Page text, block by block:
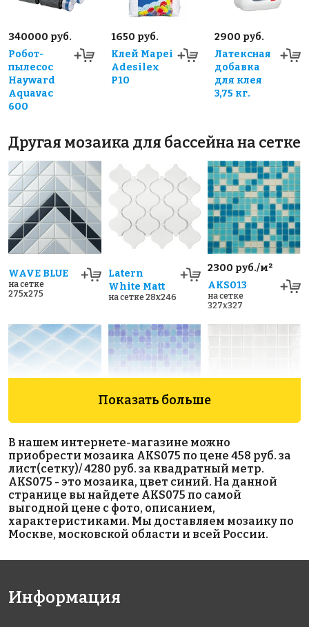
340000 руб.
Робот-
пылесос
Hayward
Aquavac
600
1650 руб.
Клей Mapei
Adesilex
P10
2900 руб.
Латексная
добавка
для клея
3,75 кг.
Другая мозаика для бассейна на сетке
WAVE BLUE
на сетке
275x275
Latern
White Matt
на сетке 28x246
2300 руб./м²
AKS013
на сетке
327x327
501 Antid.
на сетке
317x317
AKS117
на сетке
327x327
563 38x38
на сетке
317x317
Penny
2100 руб./м²
Показать больше
В нашем интернете-магазине можно
приобрести мозаика AKS075 по цене 458 руб. за
лист(сетку)/ 4280 руб. за квадратный метр.
AKS075 - это мозаика, цвет синий. На данной
странице вы найдете AKS075 по самой
выгодной цене с фото, описанием,
характеристиками. Мы доставляем мозаику по
Москве, московской области и всей России.
Информация